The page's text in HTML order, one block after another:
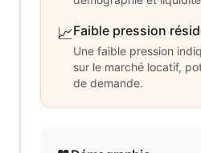
📈Faible pression
Une faible pression
sur le marché locatif,
de demande.